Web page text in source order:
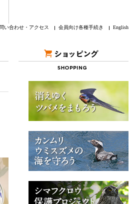
い合わせ・アクセス 会員向け各種手続き English